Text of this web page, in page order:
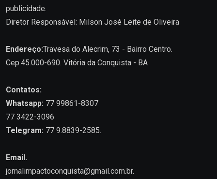
publicidade.
Diretor Responsável: Milson José Leite de Oliveira
Endereço:Travesa do Alecrim, 73 - Bairro Centro.
Cep.45.000-690. Vitória da Conquista - BA
Contatos:
Whatsapp: 77 99861-8307
77 3422-3096
Telegram: 77 9.8839-2585.
Email.
jornalimpactoconquista@gmail.com.br.